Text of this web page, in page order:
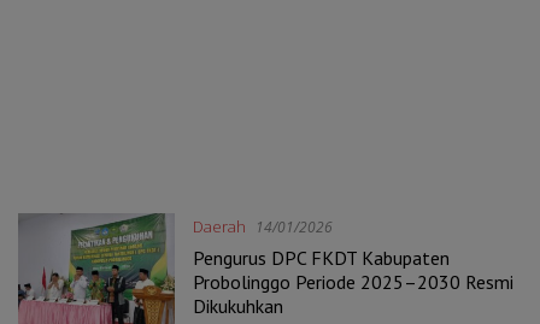
Daerah 14/01/2026
Pengurus DPC FKDT Kabupaten
Probolinggo Periode 2025–2030 Resmi
Dikukuhkan